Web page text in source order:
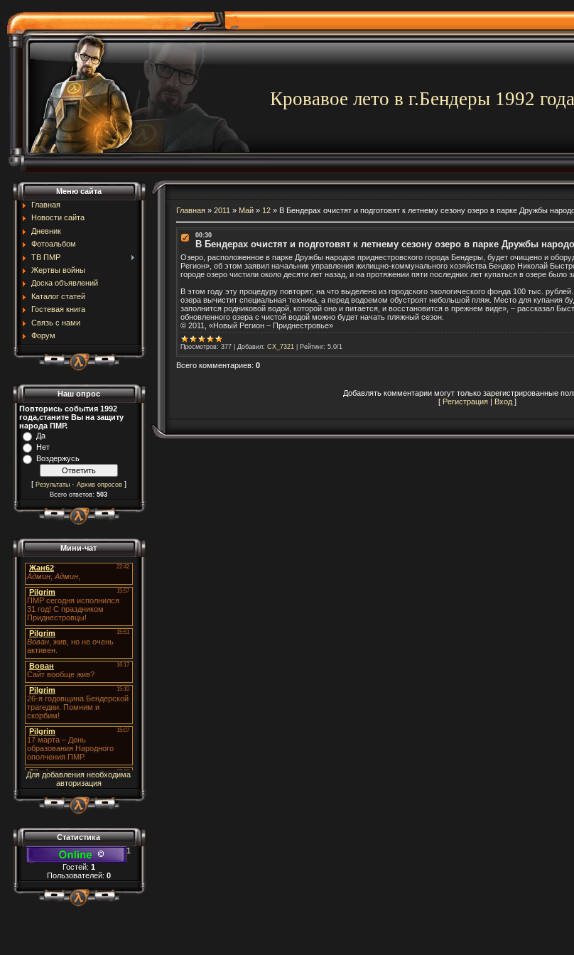
Кровавое лето в г.Бендеры 1992 года
Меню сайта
Главная
Новости сайта
Дневник
Фотоальбом
ТВ ПМР
Жертвы войны
Доска объявлений
Каталог статей
Гостевая книга
Связь с нами
Форум
Наш опрос
Повторись события 1992
года,станите Вы на защиту
народа ПМР.
Да
Нет
Воздержусь
[ Результаты· Архив опросов]
Всего ответов: 503
Мини-чат
Для добавления необходима
авторизация
Статистика
1
Гостей: 1
Пользователей: 0
Главная » 2011 » Май » 12 » В Бендерах очистят и подготовят к летнему сезону озеро в парке Дружбы
00:30
В Бендерах очистят и подготовят к летнему сезону озеро в парке Дружбы
Озеро, расположенное в парке Дружбы народов приднестровского города Бендеры, будет очищено и
Регион», об этом заявил начальник управления жилищно-коммунального хозяйства Бендер Николай
городе озеро чистили около десяти лет назад, и на протяжении пяти последних лет купаться в озере было
В этом году эту процедуру повторят, на что выделено из городского экологического фонда 100 тыс.
озера вычистит специальная техника, а перед водоемом обустроят небольшой пляж. Место для купания
заполнится родниковой водой, которой оно и питается, и восстановится в прежнем виде», – рассказал
обновленного озера с чистой водой можно будет начать пляжный сезон.
© 2011, «Новый Регион – Приднестровье»
Просмотров: 377| Добавил: CX_7321 Рейтинг: 5.0/1
Всего комментариев: 0
Добавлять комментарии могут только зарегистрированные
[ Регистрация | Вход ]